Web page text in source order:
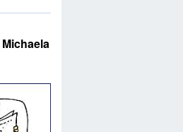
Michaela